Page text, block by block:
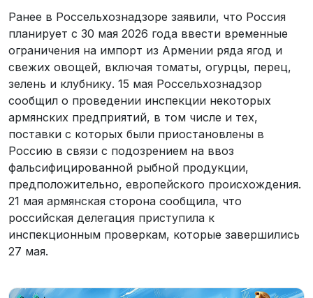
Ранее в Россельхознадзоре заявили, что Россия
планирует с 30 мая 2026 года ввести временные
ограничения на импорт из Армении ряда ягод и
свежих овощей, включая томаты, огурцы, перец,
зелень и клубнику. 15 мая Россельхознадзор
сообщил о проведении инспекции некоторых
армянских предприятий, в том числе и тех,
поставки с которых были приостановлены в
Россию в связи с подозрением на ввоз
фальсифицированной рыбной продукции,
предположительно, европейского происхождения.
21 мая армянская сторона сообщила, что
российская делегация приступила к
инспекционным проверкам, которые завершились
27 мая.